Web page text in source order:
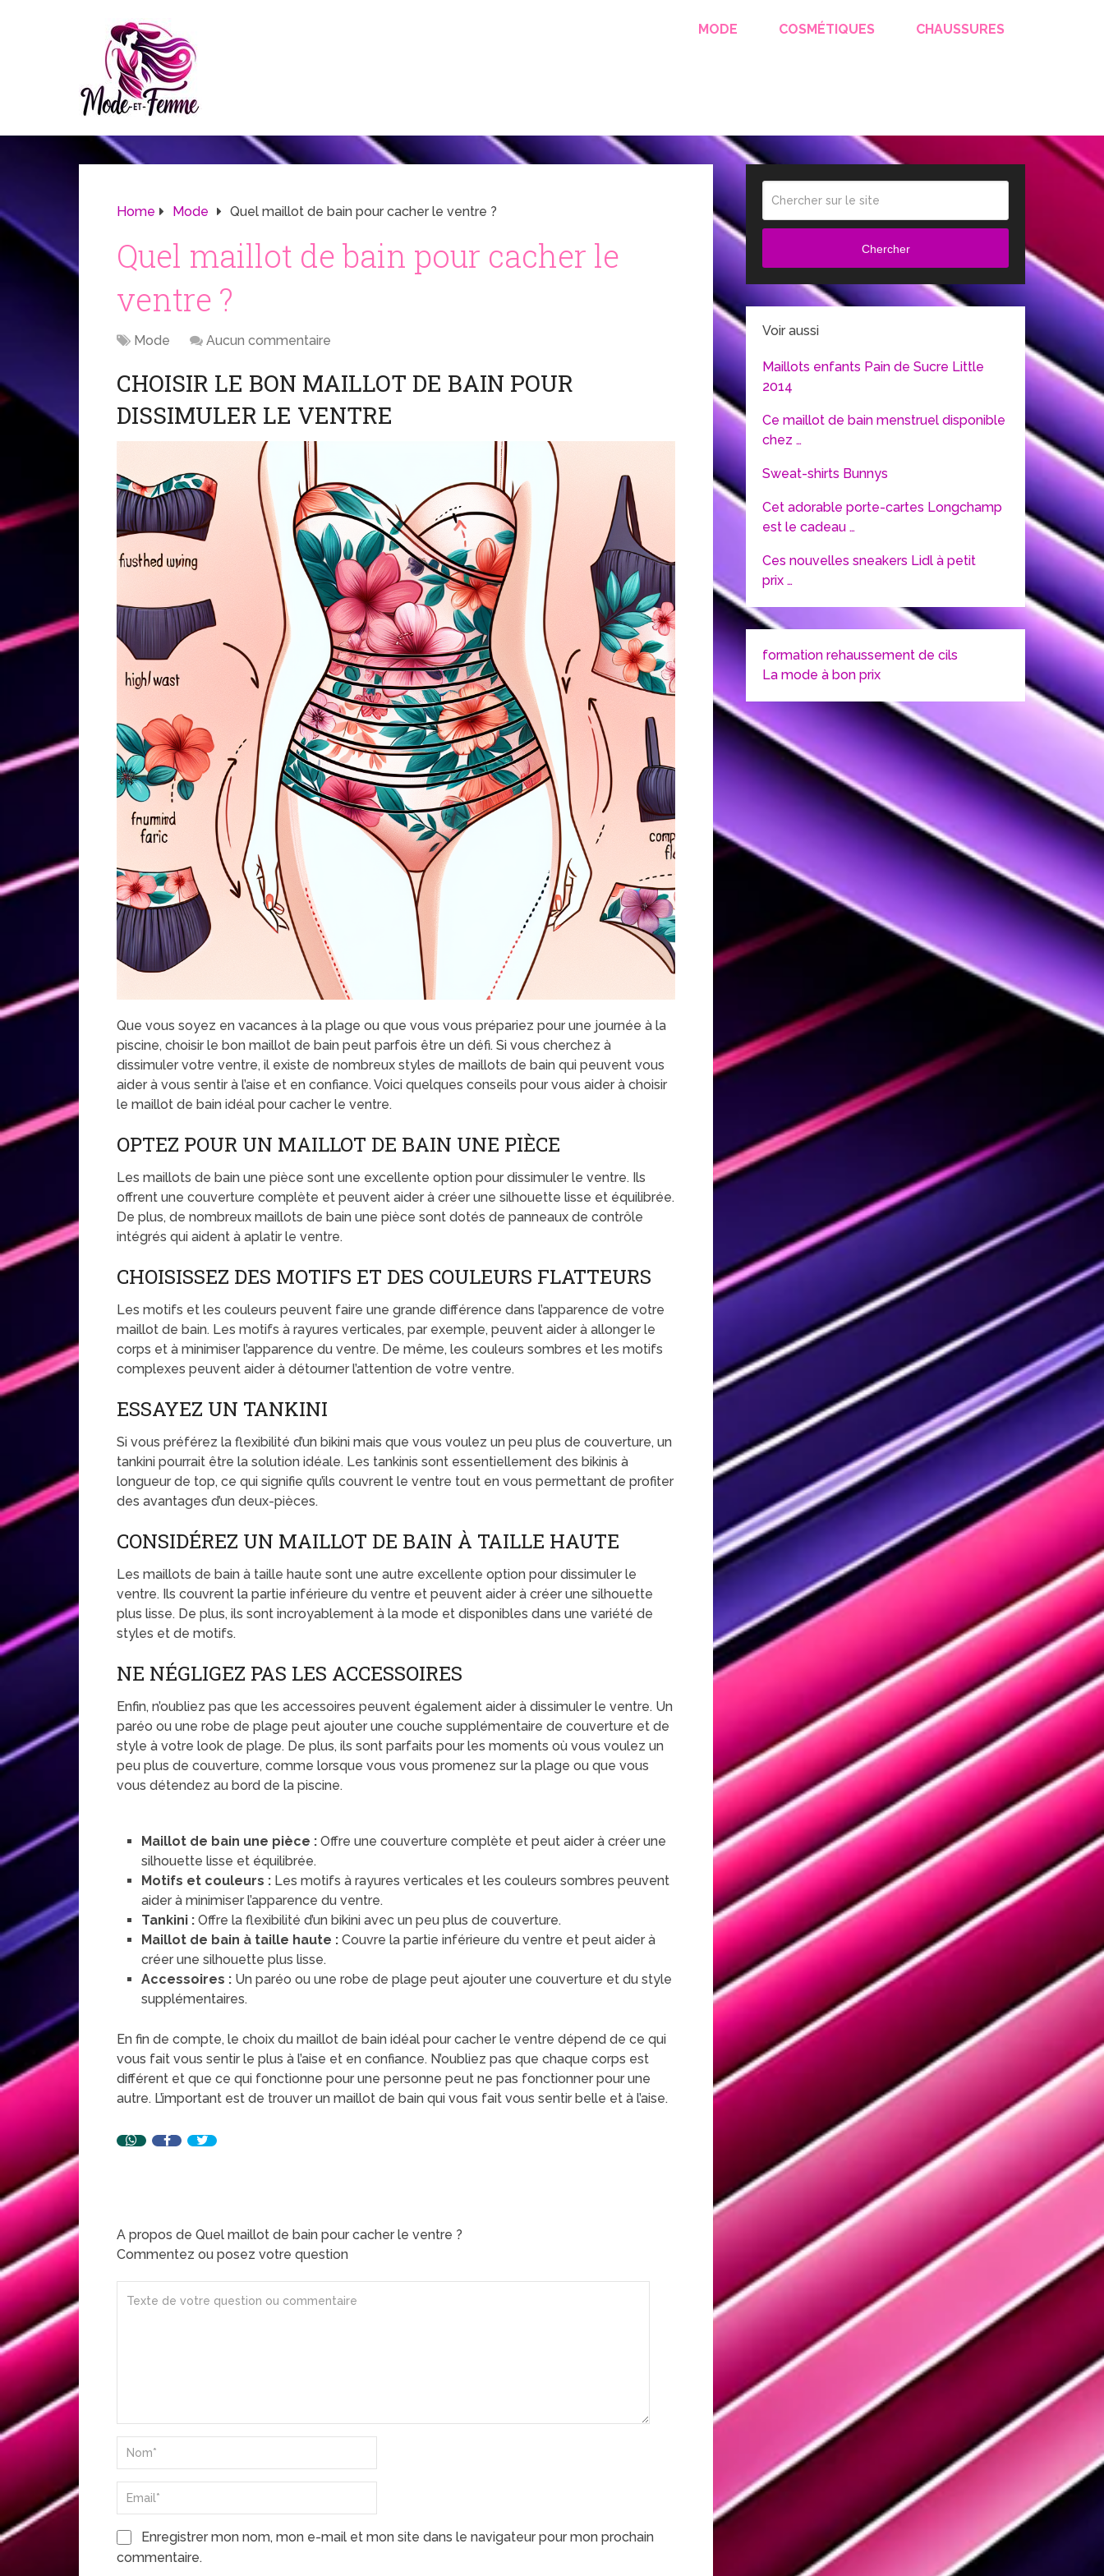
MODE COSMÉTIQUES CHAUSSURES
Home Mode Quel maillot de bain pour cacher le ventre ?
Quel maillot de bain pour cacher le
ventre ?
Mode Aucun commentaire
CHOISIR LE BON MAILLOT DE BAIN POUR
DISSIMULER LE VENTRE
Que vous soyez en vacances à la plage ou que vous vous prépariez pour une journée à la
piscine, choisir le bon maillot de bain peut parfois être un défi. Si vous cherchez à
dissimuler votre ventre, il existe de nombreux styles de maillots de bain qui peuvent vous
aider à vous sentir à l’aise et en confiance. Voici quelques conseils pour vous aider à choisir
le maillot de bain idéal pour cacher le ventre.
OPTEZ POUR UN MAILLOT DE BAIN UNE PIÈCE
Les maillots de bain une pièce sont une excellente option pour dissimuler le ventre. Ils
offrent une couverture complète et peuvent aider à créer une silhouette lisse et équilibrée.
De plus, de nombreux maillots de bain une pièce sont dotés de panneaux de contrôle
intégrés qui aident à aplatir le ventre.
CHOISISSEZ DES MOTIFS ET DES COULEURS FLATTEURS
Les motifs et les couleurs peuvent faire une grande différence dans l’apparence de votre
maillot de bain. Les motifs à rayures verticales, par exemple, peuvent aider à allonger le
corps et à minimiser l’apparence du ventre. De même, les couleurs sombres et les motifs
complexes peuvent aider à détourner l’attention de votre ventre.
ESSAYEZ UN TANKINI
Si vous préférez la flexibilité d’un bikini mais que vous voulez un peu plus de couverture, un
tankini pourrait être la solution idéale. Les tankinis sont essentiellement des bikinis à
longueur de top, ce qui signifie qu’ils couvrent le ventre tout en vous permettant de profiter
des avantages d’un deux-pièces.
CONSIDÉREZ UN MAILLOT DE BAIN À TAILLE HAUTE
Les maillots de bain à taille haute sont une autre excellente option pour dissimuler le
ventre. Ils couvrent la partie inférieure du ventre et peuvent aider à créer une silhouette
plus lisse. De plus, ils sont incroyablement à la mode et disponibles dans une variété de
styles et de motifs.
NE NÉGLIGEZ PAS LES ACCESSOIRES
Enfin, n’oubliez pas que les accessoires peuvent également aider à dissimuler le ventre. Un
paréo ou une robe de plage peut ajouter une couche supplémentaire de couverture et de
style à votre look de plage. De plus, ils sont parfaits pour les moments où vous voulez un
peu plus de couverture, comme lorsque vous vous promenez sur la plage ou que vous
vous détendez au bord de la piscine.
Maillot de bain une pièce : Offre une couverture complète et peut aider à créer une
silhouette lisse et équilibrée.
Motifs et couleurs : Les motifs à rayures verticales et les couleurs sombres peuvent
aider à minimiser l’apparence du ventre.
Tankini : Offre la flexibilité d’un bikini avec un peu plus de couverture.
Maillot de bain à taille haute : Couvre la partie inférieure du ventre et peut aider à
créer une silhouette plus lisse.
Accessoires : Un paréo ou une robe de plage peut ajouter une couverture et du style
supplémentaires.
En fin de compte, le choix du maillot de bain idéal pour cacher le ventre dépend de ce qui
vous fait vous sentir le plus à l’aise et en confiance. N’oubliez pas que chaque corps est
différent et que ce qui fonctionne pour une personne peut ne pas fonctionner pour une
autre. L’important est de trouver un maillot de bain qui vous fait vous sentir belle et à l’aise.
A propos de Quel maillot de bain pour cacher le ventre ?
Commentez ou posez votre question
Enregistrer mon nom, mon e-mail et mon site dans le navigateur pour mon prochain
commentaire.
Chercher
Voir aussi
Maillots enfants Pain de Sucre Little
2014
Ce maillot de bain menstruel disponible
chez …
Sweat-shirts Bunnys
Cet adorable porte-cartes Longchamp
est le cadeau …
Ces nouvelles sneakers Lidl à petit
prix …
formation rehaussement de cils
La mode à bon prix